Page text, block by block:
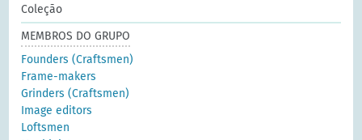
Coleção
MEMBROS DO GRUPO
Founders (Craftsmen)
Frame-makers
Grinders (Craftsmen)
Image editors
Loftsmen